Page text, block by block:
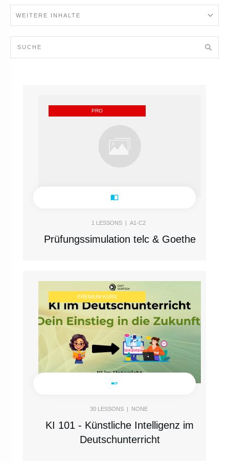
WEITERE INHALTE
PRO
1 LESSONS | A1-C2
Prüfungssimulation telc & Goethe
PREMIUM KURS
30LESSONS | NONE
KI 101 - Künstliche Intelligenz im
Deutschunterricht